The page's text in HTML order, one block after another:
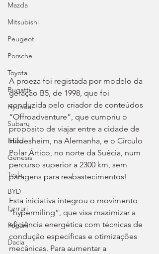
Mazda
Mitsubishi
Peugeot
Porsche
Toyota
Bugatti
Hyundai
Subaru
Isuzu
Genesis
Tesla
BYD
Ferrari
Pagani
Dacia
A proeza foi registada por modelo da
geração B5, de 1998, que foi
conduzida pelo criador de conteúdos
“Offroadventure”, que cumpriu o
propósito de viajar entre a cidade de
Hildesheim, na Alemanha, e o Círculo
Polar Ártico, no norte da Suécia, num
percurso superior a 2300 km, sem
paragens para reabastecimentos!
Esta iniciativa integrou o movimento
“hypermiling”, que visa maximizar a
eficiência energética com técnicas de
condução específicas e otimizações
mecânicas. Para aumentar a